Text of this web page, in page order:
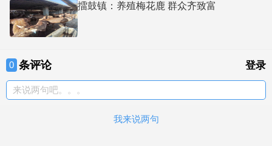
擂鼓镇：养殖梅花鹿 群众齐致富
0 条评论 登录
来说两句吧。。。
我来说两句